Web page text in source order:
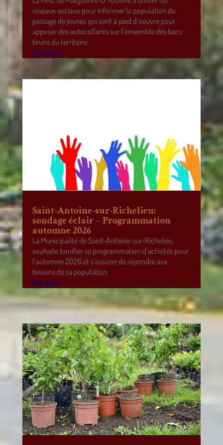
réseaux sociaux pour informer la population du
passage de jeunes qui sont à pied d’oeuvre pour
apposer des autocollants sur l’ensemble des bacs
bruns du territoire.
lire plus
Saint-Antoine-sur-Richelieu:
sondage éclair – Programmation
automne 2026
La Municipalité de Saint-Antoine-sur-Richelieu
souhaite bonifier sa programmation d’activités pour
l’automne 2026 et s’assurer de répondre aux
besoins de sa population.
lire plus